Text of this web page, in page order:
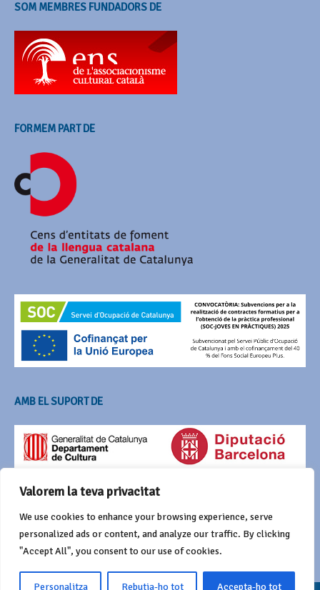
Valorem la teva privacitat
We use cookies to enhance your browsing experience, serve
personalized ads or content, and analyze our traffic. By clicking
"Accept All", you consent to our use of cookies.
Personalitza Rebutja-ho tot Accepta-ho tot
SOM MEMBRES FUNDADORS DE
FORMEM PART DE
AMB EL SUPORT DE